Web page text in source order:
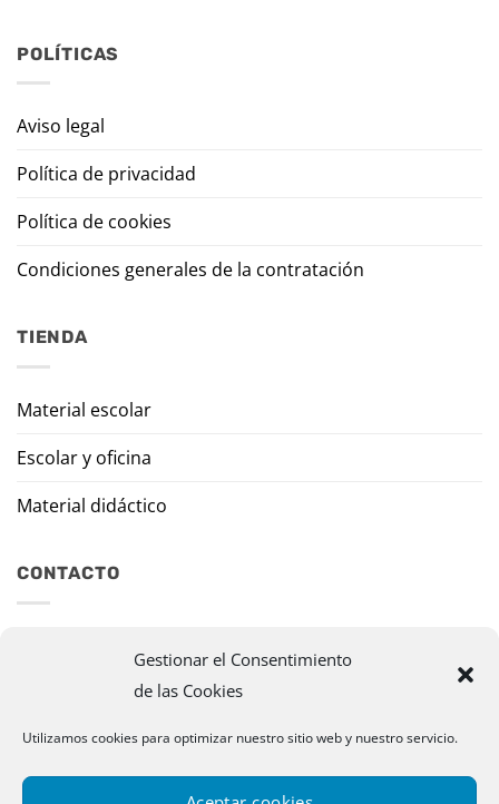
Gestionar el Consentimiento
de las Cookies
Utilizamos cookies para optimizar nuestro sitio web y nuestro servicio.
POLÍTICAS
Aviso legal
Política de privacidad
Política de cookies
Condiciones generales de la contratación
TIENDA
Material escolar
Escolar y oficina
Material didáctico
CONTACTO
murazpi@murazpi.com
948 234 436 – 623 195 518